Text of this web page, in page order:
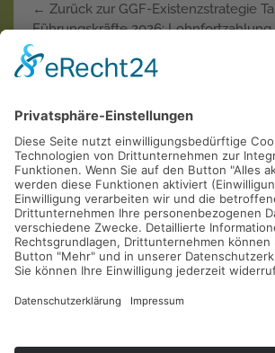
← Zurück zur GGF-Existenzstrategie
Führungskräfte 2026:
verlänger…
Krankentagegeld der
Krankenversicherungen in der
AOL Allianz ARAG AXA
Continentale Deutscher Ring
Debeka DFV DKV
Hallesche HanseMerkur